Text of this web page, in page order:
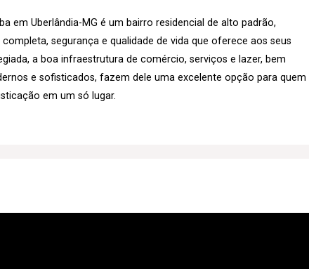
em Uberlândia-MG é um bairro residencial de alto padrão,
segurança e qualidade de vida que oferece aos seus
a boa infraestrutura de comércio, serviços e lazer, bem
e sofisticados, fazem dele uma excelente opção para quem
em um só lugar.